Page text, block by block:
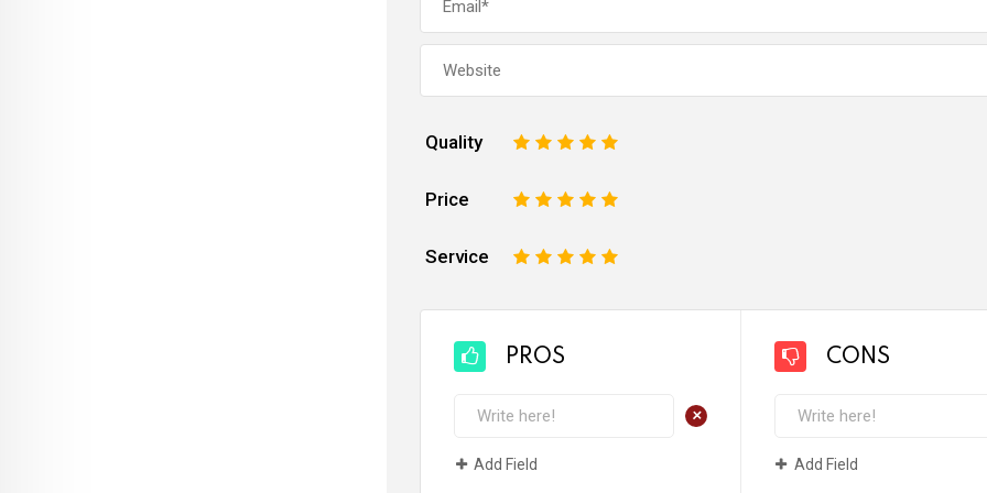
Quality 5
4
3
2
Price 5
4
3
2
Service 5
4
3
2
PROS
+
Add Field
CONS
Add Field